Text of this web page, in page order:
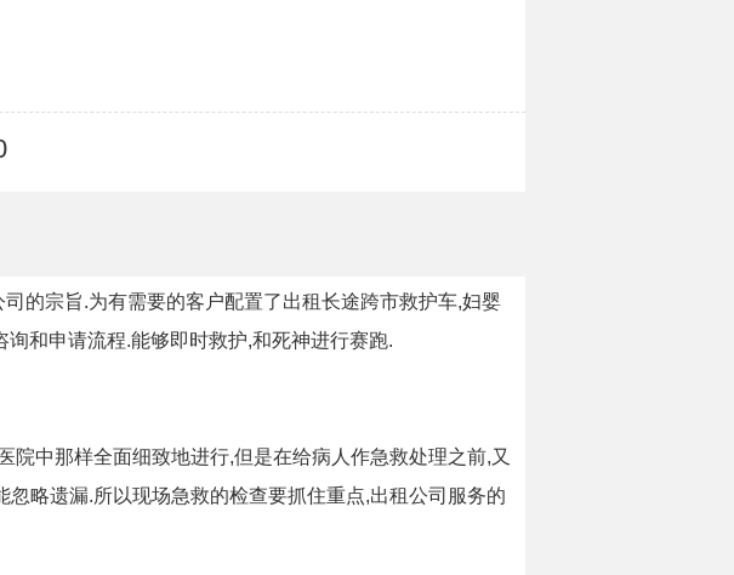
的宗旨.为有需要的客户配置了出租长途跨市救护车,妇婴
和申请流程.能够即时救护,和死神进行赛跑.
中那样全面细致地进行,但是在给病人作急救处理之前,又
略遗漏.所以现场急救的检查要抓住重点,出租公司服务的